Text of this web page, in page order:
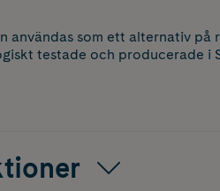
användas som ett alternativ på
testade och producerade i